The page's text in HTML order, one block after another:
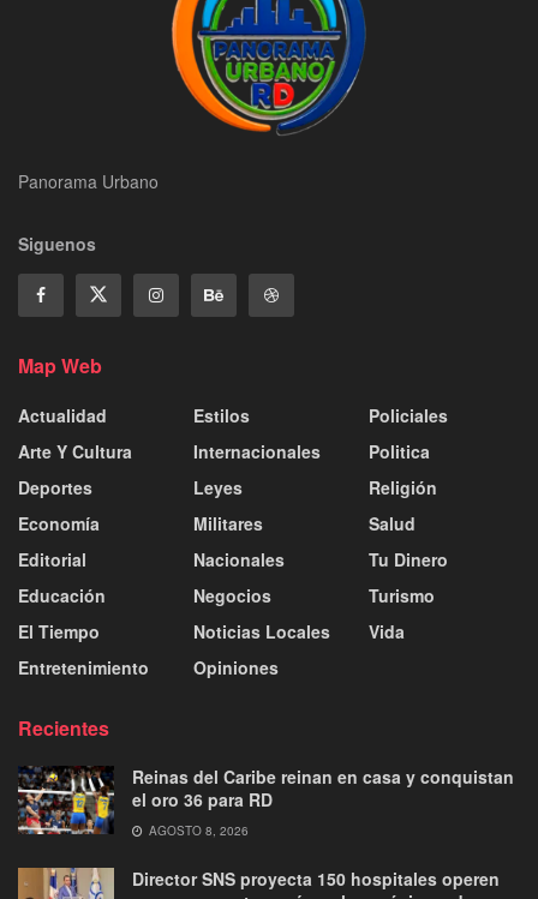
Panorama Urbano
Siguenos
Map Web
Actualidad
Arte Y Cultura
Deportes
Economía
Editorial
Educación
El Tiempo
Entretenimiento
Estilos
Internacionales
Leyes
Militares
Nacionales
Negocios
Noticias Locales
Opiniones
Policiales
Politica
Religión
Salud
Tu Dinero
Turismo
Vida
Recientes
Reinas del Caribe reinan en casa y conquistan
el oro 36 para RD
AGOSTO 8, 2026
Director SNS proyecta 150 hospitales operen